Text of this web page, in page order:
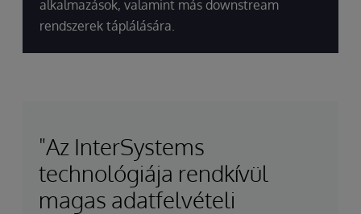
alkalmazások, valamint más downstream
rendszerek táplálására.
"Az InterSystems
technológiája rendkívül
magas adatfelvételi